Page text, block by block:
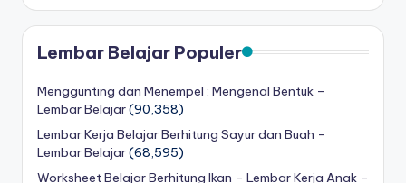
Lembar Belajar Populer
Menggunting dan Menempel : Mengenal Bentuk –
Lembar Belajar(90,358)
Lembar Kerja Belajar Berhitung Sayur dan Buah –
Lembar Belajar(68,595)
Worksheet Belajar Berhitung Ikan – Lembar Kerja Anak –